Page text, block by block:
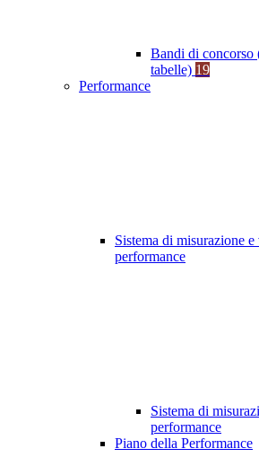
Bandi di concorso
tabelle) 19
Performance
Sistema di misurazione
performance
Sistema di
performance
Piano della Performance